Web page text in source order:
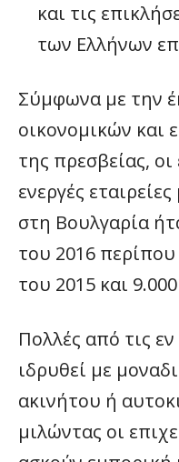
και τις
των Ελλήνων
Σύμφωνα με την
οικονομικών και
της πρεσβείας, οι
ενεργές
στη Βουλγαρία
του 2016 περίπου
του 2015 και
Πολλές από τις
ιδρυθεί με
ακινήτου ή
μιλώντας οι